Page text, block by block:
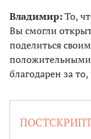
Владимир:То,
Вы смогли
поделиться
благодарен за